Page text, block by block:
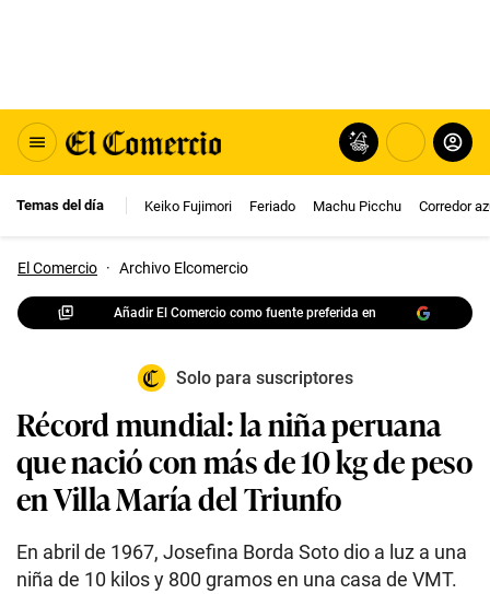
Temas del día Keiko Fujimori Feriado Machu Picchu Corredor
El Comercio · Archivo Elcomercio
Añadir El Comercio como fuente preferida en
Solo para suscriptores
Récord mundial: la niña peruana
que nació con más de 10 kg de peso
en Villa María del Triunfo
En abril de 1967, Josefina Borda Soto dio a luz a una
niña de 10 kilos y 800 gramos en una casa de VMT.